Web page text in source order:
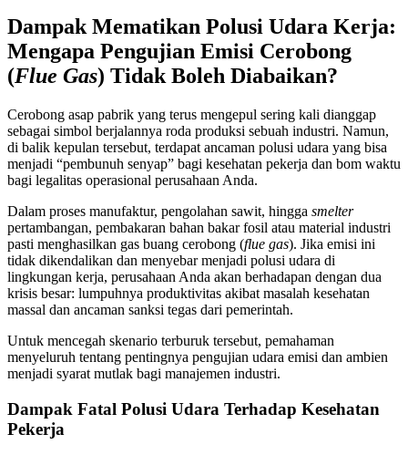
Dampak Mematikan Polusi Udara Kerja:
Mengapa Pengujian Emisi Cerobong
(Flue Gas) Tidak Boleh Diabaikan?
Cerobong asap pabrik yang terus mengepul sering kali dianggap
sebagai simbol berjalannya roda produksi sebuah industri. Namun,
di balik kepulan tersebut, terdapat ancaman polusi udara yang bisa
menjadi “pembunuh senyap” bagi kesehatan pekerja dan bom waktu
bagi legalitas operasional perusahaan Anda.
Dalam proses manufaktur, pengolahan sawit, hingga smelter
pertambangan, pembakaran bahan bakar fosil atau material industri
pasti menghasilkan gas buang cerobong (flue gas). Jika emisi ini
tidak dikendalikan dan menyebar menjadi polusi udara di
lingkungan kerja, perusahaan Anda akan berhadapan dengan dua
krisis besar: lumpuhnya produktivitas akibat masalah kesehatan
massal dan ancaman sanksi tegas dari pemerintah.
Untuk mencegah skenario terburuk tersebut, pemahaman
menyeluruh tentang pentingnya pengujian udara emisi dan ambien
menjadi syarat mutlak bagi manajemen industri.
Dampak Fatal Polusi Udara Terhadap Kesehatan
Pekerja